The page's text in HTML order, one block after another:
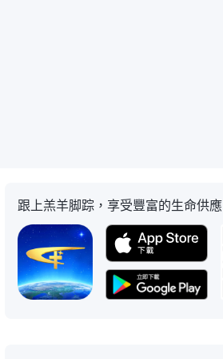
跟上羔羊脚踪，享受豐富的生命供應